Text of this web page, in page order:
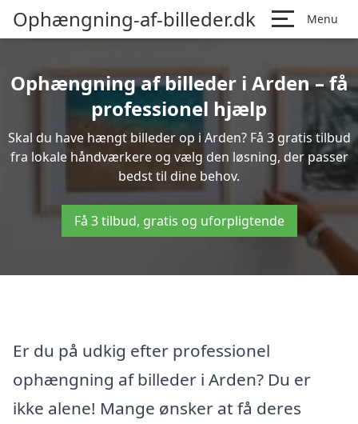
Ophængning-af-billeder.dk Menu
Ophængning af billeder i Arden – få
professionel hjælp
Skal du have hængt billeder op i Arden? Få 3 gratis tilbud
fra lokale håndværkere og vælg den løsning, der passer
bedst til dine behov.
Få 3 tilbud, gratis og uforpligtende
Er du på udkig efter professionel
ophængning af billeder i Arden? Du er
ikke alene! Mange ønsker at få deres